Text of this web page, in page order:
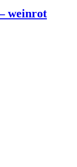
weinrot